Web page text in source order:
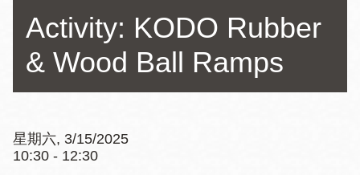
Activity: KODO Rubber
& Wood Ball Ramps
星期六, 3/15/2025
10:30 - 12:30